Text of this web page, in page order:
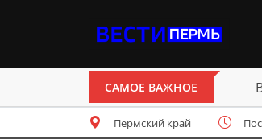
САМОЕ ВАЖНОЕ
Пермский край